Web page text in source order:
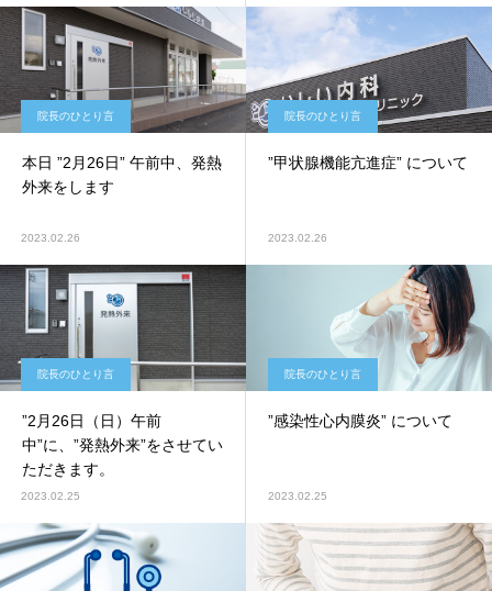
院長のひとり言
本日 ”2月26日” 午前中、発熱
外来をします
2023.02.26
院長のひとり言
”甲状腺機能亢進症” について
2023.02.26
院長のひとり言
”2月26日（日）午前
中”に、”発熱外来”をさせてい
ただきます。
2023.02.25
院長のひとり言
”感染性心内膜炎” について
2023.02.25